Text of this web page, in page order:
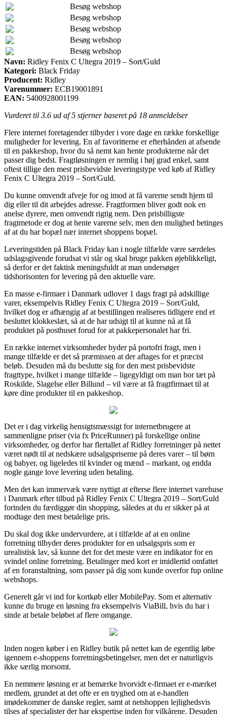
Besøg webshop
Besøg webshop
Besøg webshop
Besøg webshop
Besøg webshop
Navn: Ridley Fenix C Ultegra 2019 – Sort/Guld
Kategori: Black Friday
Producent: Ridley
Varenummer: ECB19001891
EAN: 5400928001199
Vurderet til 3.6 ud af 5 stjerner baseret på 18 anmeldelser
Flere internet foretagender tilbyder i vore dage en række forskellige
muligheder for levering. En af favoritterne er efterhånden at afsende
til en pakkeshop, hvor du så nemt kan hente produkterne når det
passer dig bedst. Fragtløsningen er nemlig i høj grad enkel, samt
oftest tillige den mest prisbevidste leveringstype ved køb af Ridley
Fenix C Ultegra 2019 – Sort/Guld.
Du kunne omvendt afveje for og imod at få varerne sendt hjem til
dig eller til dit arbejdes adresse. Fragtformen bliver godt nok en
anelse dyrere, men omvendt rigtig nem. Den prisbilligste
fragtmetode er dog at hente varerne selv, men den mulighed betinges
af at du har bopæl nær internet shoppens bopæl.
Leveringstiden på Black Friday kan i nogle tilfælde være særdeles
udslagsgivende forudsat vi står og skal bruge pakken øjeblikkeligt,
så derfor er det faktisk meningsfuldt at man undersøger
tidshorisonten for levering på den aktuelle vare.
En masse e-firmaer i Danmark udlover 1 dags fragt på adskillige
varer, eksempelvis Ridley Fenix C Ultegra 2019 – Sort/Guld,
hvilket dog er afhængig af at bestillingen realiseres tidligere end et
besluttet klokkeslæt, så at de har udsigt til at kunne nå at få
produktet på posthuset forud for at pakkepersonalet har fri.
En række internet virksomheder byder på portofri fragt, men i
mange tilfælde er det så præmissen at der aftages for et præcist
beløb. Desuden må du beslutte sig for den mest prisbevidste
fragttype, hvilket i mange tilfælde – ligegyldigt om man bor tæt på
Roskilde, Slagelse eller Billund – vil være at få fragtfirmaet til at
køre dine produkter til en pakkeshop.
Det er i dag virkelig hensigtsmæssigt for internetbrugere at
sammenligne priser (via fx PriceRunner) på forskellige online
virksomheder, og derfor har flertallet af Ridley forretninger på nettet
været nødt til at nedskære udsalgspriserne på deres varer – til børn
og babyer, og ligeledes til kvinder og mænd – markant, og endda
nogle gange love levering uden betaling.
Men det kan immervæk være nyttigt at efterse flere internet varehuse
i Danmark efter tilbud på Ridley Fenix C Ultegra 2019 – Sort/Guld
forinden du færdiggør din shopping, således at du er sikker på at
modtage den mest betalelige pris.
Du skal dog ikke undervurdere, at i tilfælde af at en online
forretning tilbyder deres produkter for en udsalgspris som er
urealistisk lav, så kunne det for det meste være en indikator for en
svindel online forretning. Betalinger med kort er imidlertid omfattet
af en foranstaltning, som passer på dig som kunde overfor fup online
webshops.
Generelt går vi ind for kortkøb eller MobilePay. Som et alternativ
kunne du bruge en løsning fra eksempelvis ViaBill, hvis du har i
sinde at betale beløbet af flere omgange.
Inden nogen køber i en Ridley butik på nettet kan de egentlig løbe
igennem e-shoppens forretningsbetingelser, men det er naturligvis
ikke særlig morsomt.
En nemmere løsning er at bemærke hvorvidt e-firmaet er e-mærket
medlem, grundet at det ofte er en tryghed om at e-handlen
imødekommer de danske regler, samt at netshoppen lejlighedsvis
tilses af specialister der har ekspertise inden for vilkårene. Desuden